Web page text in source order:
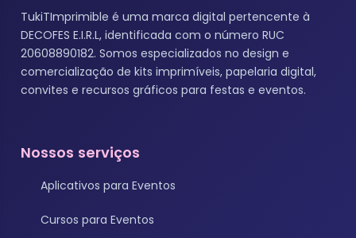
TukiTImprimible é uma marca digital pertencente à
DECOFES E.I.R.L, identificada com o número RUC
20608890182. Somos especializados no design e
comercialização de kits imprimíveis, papelaria digital,
convites e recursos gráficos para festas e eventos.
Nossos serviços
Aplicativos para Eventos
Cursos para Eventos